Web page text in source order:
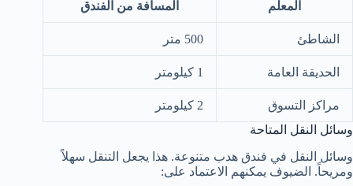
المعلم المسافة من الفندق
الشاطئ 500 متر
الحديقة العامة 1 كيلومتر
مراكز التسوق
2 كيلومتر
وسائل النقل المتاحة
وسائل النقل في فندق هدب متنوعة. هذا يجعل التنقل سهلاً
ومريحاً. الضيوف يمكنهم الاعتماد على: